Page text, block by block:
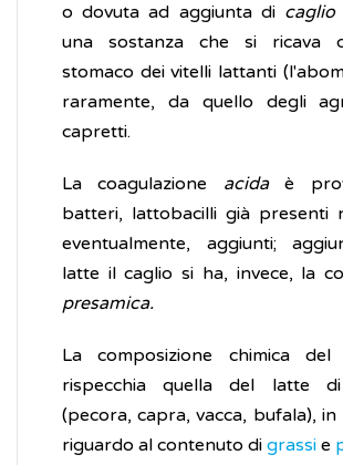
o dovuta ad aggiunta di caglio
una sostanza che si ricava
stomaco dei vitelli lattanti
raramente, da quello degli
capretti.
La coagulazione acidaè
batteri, lattobacilli già presenti
eventualmente, aggiunti;
latte il caglio si ha, invece, la
presamica.
La composizione chimica del
rispecchia quella del latte
(pecora, capra, vacca, bufala),
riguardo al contenuto di grassi e